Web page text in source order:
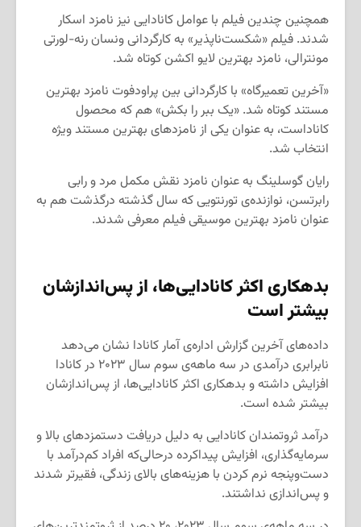
همچنین چندین فیلم با عوامل کانادایی نیز نامزد اسکار
شدند. فیلم «شکست‌ناپذیر» به کارگردانی ونسان رنه-لورتی
مونترالی، نامزد بهترین لایو اکشن کوتاه شد.
«آخرین تعمیرگاه» با کارگردانی بین پراودفوت نامزد بهترین
مستند کوتاه شد. «یک ببر را بکش» هم که محصول
کاناداست، به عنوان یکی از نامزدهای بهترین مستند ویژه
انتخاب شد.
رایان گوسلینگ به عنوان نامزد نقش مکمل مرد و رابی
رابرتسن، نوازنده‌ی تورنتویی که سال گذشته درگذشت هم به
عنوان نامزد بهترین موسیقی فیلم معرفی شدند.
بدهکاری اکثر کانادایی‌ها، از پس‌اندازشان
بیشتر است
داده‌های آخرین گزارش اداره‌‌ی آمار کانادا نشان می‌دهد
نابرابری درآمدی در سه ماهه‌ی سوم سال ۲۰۲۳ در کانادا
افزایش داشته و بدهکاری اکثر کانادایی‌ها، از پس‌اندازشان
بیشتر شده است.
درآمد ثروتمندان کانادایی به دلیل دریافت دستمزدهای بالا و
سرمایه‌گذاری، افزایش پیداکرده درحالی‌که افراد کم‌درآمد با
دست‌وپنجه نرم کردن با هزینه‌های بالای زندگی، فقیرتر شدند
و پس‌اندازی نداشتند.